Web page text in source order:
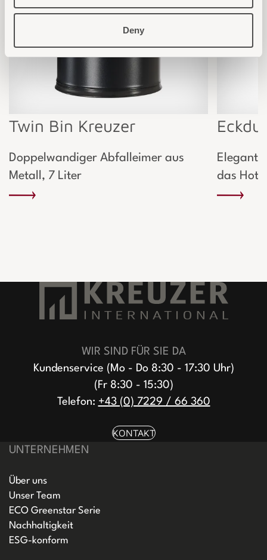
Deny
Twin Bin Kreuzer
Doppelwandiger Abfalleimer aus
Metall, 7 Liter
das
WIR SIND FÜR SIE DA
Kundenservice (Mo - Do 8:30 - 17:30 Uhr)
(Fr 8:30 - 15:30)
Telefon: +43 (0) 7229 / 66 360
KONTAKT
UNTERNEHMEN
Über uns
Unser Team
ECO Greenstar Serie
Nachhaltigkeit
ESG-konform